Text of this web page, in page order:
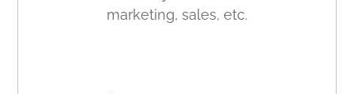
marketing, sales, etc.